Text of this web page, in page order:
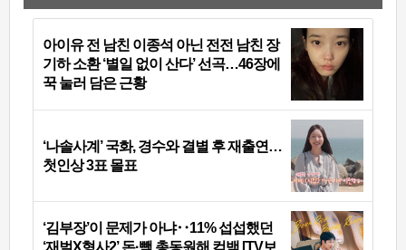
아이유 전 남친 이종석 아닌 전전 남친 장
기하 소환 ‘별일 없이 산다’ 선곡…46장에
꾹 눌러 담은 근황
‘나솔사계’ 국화, 경수와 결별 후 재출연…
첫인상 3표 몰표
‘김부장’이 문제가 아냐‥11% 섭섭했던